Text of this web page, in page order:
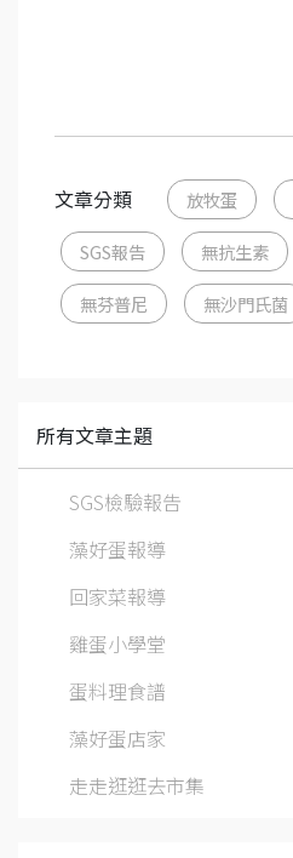
文章分類 放牧蛋
SGS報告 無抗生素
無芬普尼 無沙門氏菌
所有文章主題
SGS檢驗報告
藻好蛋報導
回家菜報導
雞蛋小學堂
蛋料理食譜
藻好蛋店家
走走逛逛去市集